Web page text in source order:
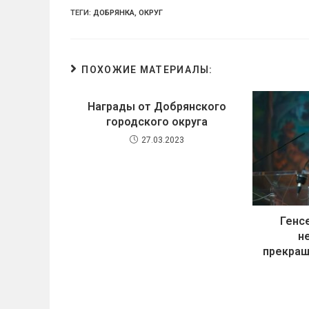
ТЕГИ: ДОБРЯНКА, ОКРУГ
ПОХОЖИЕ МАТЕРИАЛЫ:
Награды от Добрянского
городского округа
27.03.2023